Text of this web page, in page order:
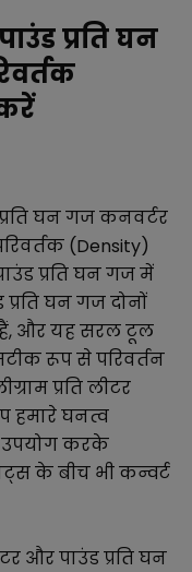
प्रति घन
घन गजकनवर्टर
(Density)
प्रति घन गजमें
प्रति घन गजदोनों
और यह सरल टूल
रूप से परिवर्तन
प्रति लीटर
हमारेघनत्व
करके
के बीच भी कन्वर्ट
औरपाउंड प्रति घन